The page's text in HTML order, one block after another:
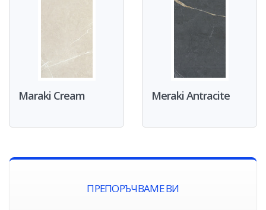
Maraki Cream Meraki Antracite
ПРЕПОРЪЧВАМЕ ВИ